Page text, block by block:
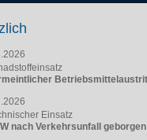
Einsatz
nach Verkehrsunfall geborgen